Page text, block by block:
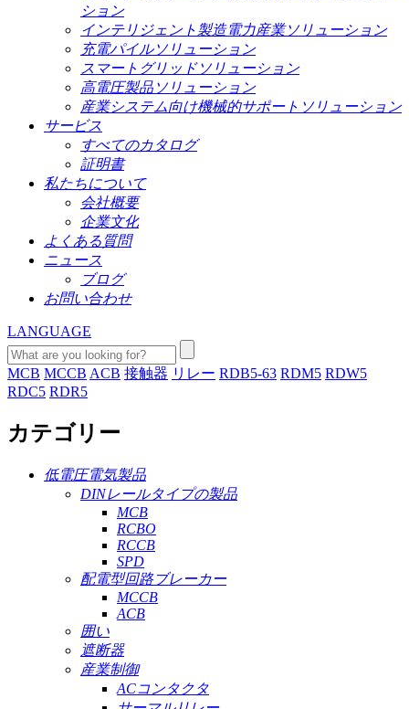
ション
インテリジェント製造電力産業ソリューション
充電パイルソリューション
スマートグリッドソリューション
高電圧製品ソリューション
産業システム向け機械的サポートソリューション
サービス
すべてのカタログ
証明書
私たちについて
会社概要
企業文化
よくある質問
ニュース
ブログ
お問い合わせ
LANGUAGE
MCB MCCB ACB 接触器 リレー RDB5-63 RDM5 RDW5
RDC5 RDR5
カテゴリー
低電圧電気製品
DINレールタイプの製品
MCB
RCBO
RCCB
SPD
配電型回路ブレーカー
MCCB
ACB
囲い
遮断器
産業制御
ACコンタクタ